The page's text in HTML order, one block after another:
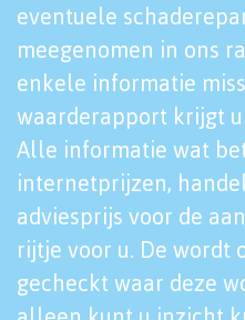
eventuele
meegenomen in ons
enkele informatie
waarderapport krijgt
Alle informatie wat
internetprijzen,
adviesprijs voor de
rijtje voor u. De wordt
gecheckt waar deze